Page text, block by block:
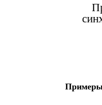
Примеры